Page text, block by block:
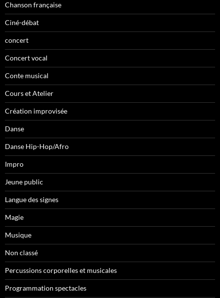
Chanson française
Ciné-débat
concert
Concert vocal
Conte musical
Cours et Atelier
Création improvisée
Danse
Danse Hip-Hop/Afro
Impro
Jeune public
Langue des signes
Magie
Musique
Non classé
Percussions corporelles et musicales
Programmation spectacles